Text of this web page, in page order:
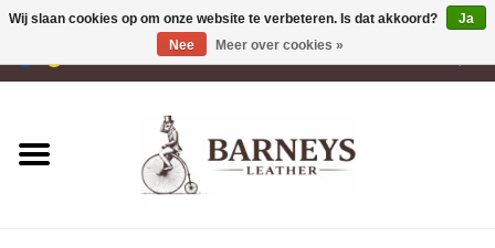
Portemonnees
Wij slaan cookies op om onze website te verbeteren. Is dat akkoord?
Ja
Nee
Meer over cookies »